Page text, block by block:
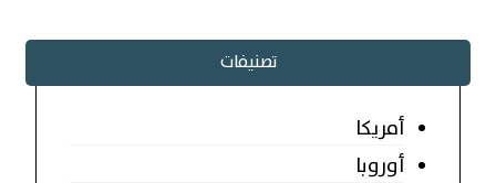
تصنيفات
أمريكا
أوروبا